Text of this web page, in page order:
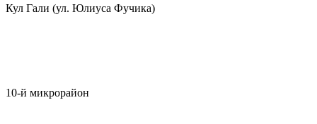
Кул Гали (ул. Юлиуса Фучика)
10-й микрорайон